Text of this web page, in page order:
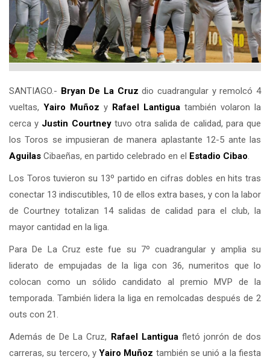
SANTIAGO.- Bryan De La Cruz dio cuadrangular y remolcó 4
vueltas, Yairo Muñoz y Rafael Lantigua también volaron la
cerca y Justin Courtneytuvo otra salida de calidad, para que
los Toros se impusieran de manera aplastante 12-5 ante las
Aguilas Cibaeñas, en partido celebrado en el Estadio Cibao.
Los Toros tuvieron su 13º partido en cifras dobles en hits tras
conectar 13 indiscutibles, 10 de ellos extra bases, y con la labor
de Courtney totalizan 14 salidas de calidad para el club, la
mayor cantidad en la liga.
Para De La Cruz este fue su 7º cuadrangular y amplia su
liderato de empujadas de la liga con 36, numeritos que lo
colocan como un sólido candidato al premio MVP de la
temporada. También lidera la liga en remolcadas después de 2
outs con 21.
Además de De La Cruz, Rafael Lantiguafletó jonrón de dos
carreras, su tercero, yYairo Muñoz también se unió a la fiesta